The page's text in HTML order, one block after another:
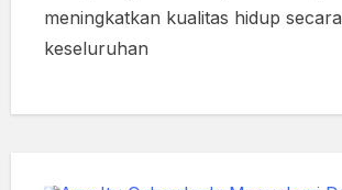
meningkatkan kualitas hidup secara
keseluruhan